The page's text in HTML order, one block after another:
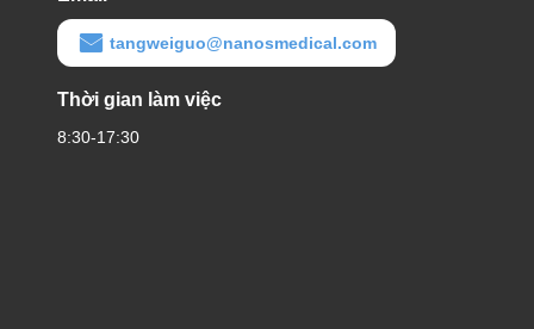
tangweiguo@nanosmedical.com
Thời gian làm việc
8:30-17:30